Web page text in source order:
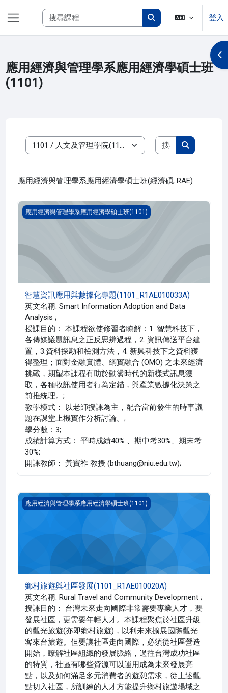
搜尋課程
搜尋課程
登入
應用經濟與管理學系應用經濟學碩士班
(1101)
開
課程類別
搜尋課程
搜尋課程
應用經濟與管理學系應用經濟學碩士班(經濟碩, RAE)
智慧資訊應用與數據化專題(1101_R1AE010033A)
應用經濟與管理學系應用經濟學碩士班(1101)
智慧資訊應用與數據化專題(1101_R1AE010033A)
英文名稱: Smart Information Adoption and Data
Analysis ;
授課目的： 本課程欲使修習者瞭解：1. 智慧科技下，
各傳媒議題訊息之正反思辨過程，2. 資訊傳送平台建
置，3.資料探勘和檢測方法，4. 新興科技下之資料獲
得整理；面對金融實體、網實融合 (OMO) 之未來經濟
挑戰，期望本課程有助於動盪時代的新樣式訊息獲
取，各種收訊使用者行為定錨，與產業數據化決策之
前推統理。;
教學模式： 以老師授課為主，配合當前發生的時事議
題在課堂上機實作分析討論。;
學分數：3;
成績計算方式： 平時成績40% 、期中考30%、期末考
30%;
開課教師： 黃寶祚 教授 (bthuang@niu.edu.tw);
鄉村旅遊與社區發展(1101_R1AE010020A)
應用經濟與管理學系應用經濟學碩士班(1101)
鄉村旅遊與社區發展(1101_R1AE010020A)
英文名稱: Rural Travel and Community Development ;
授課目的： 台灣未來走向國際非常需要專業人才，要
發展社區，更需要年輕人才。本課程聚焦於社區升級
的觀光旅遊(亦即鄉村旅遊)，以利未來擴展國際觀光
客來台旅遊。但要讓社區走向國際，必須從社區營造
開始，瞭解社區組織的發展脈絡，過往台灣成功社區
的特質，社區有哪些資源可以運用成為未來發展亮
點，以及如何滿足多元消費者的遊憩需求，從上述觀
點切入社區，所訓練的人才方能提升鄉村旅遊場域之